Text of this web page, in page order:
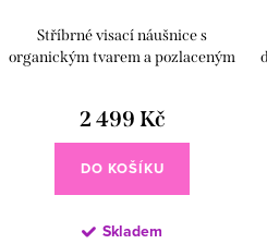
Stříbrné visací náušnice s
organickým tvarem a pozlaceným
2 499 Kč
DO KOŠÍKU
Skladem